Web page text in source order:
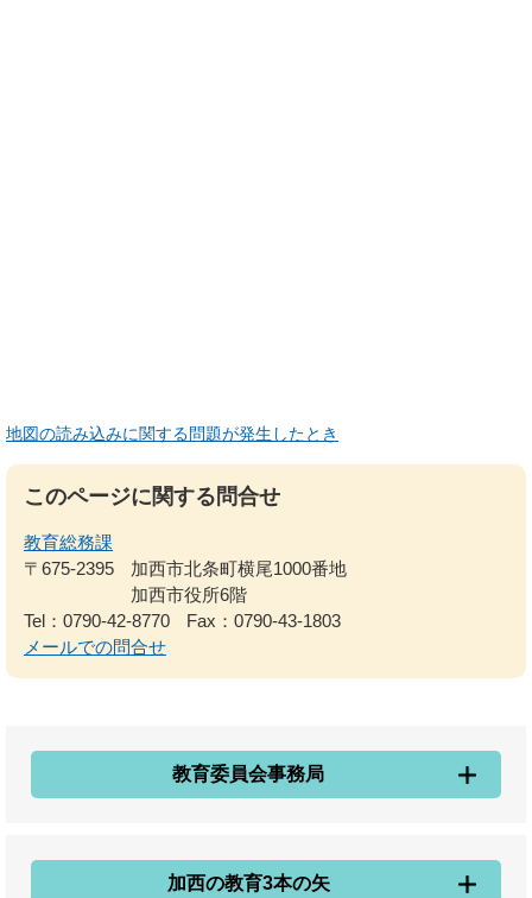
地図の読み込みに関する問題が発生したとき
このページに関する問合せ
教育総務課
〒675-2395
加西市北条町横尾1000番地
加西市役所6階
Tel：0790-42-8770
Fax：0790-43-1803
メールでの問合せ
教育委員会事務局
加西の教育3本の矢